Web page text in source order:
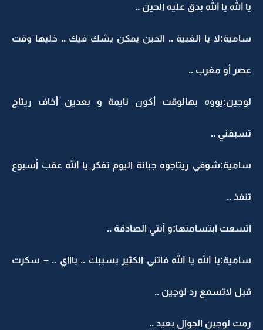
يا الله يا الله بدق عليه الحين ..
سامية:لا يا الغبية .. الحين يمكن يشك فيك .. خليها وقت
عصر أو مغرب ..
لوجين:يووه بهالوقت أكون نايمة و بعدين أخاف ريتاج
تسبقني ..
سامية:شوفي ريتاجوه جبانة اليوم تفكر يا الله عقب أسبوع
تنفذ ..
اتسعت ابتسامتها:و أنتي الصادقة ..
سامية:يا الله يا الله فاتني الكثير بسببك .. باااي .. – سكرت
قبل لاتسمع رد لوجين ..
رمت لوجين الجوال بعيد ..